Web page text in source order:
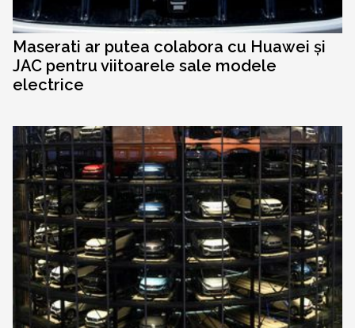
Maserati ar putea colabora cu Huawei și
JAC pentru viitoarele sale modele
electrice